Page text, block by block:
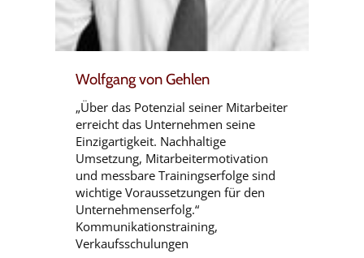
Wolfgang von Gehlen
„Über das Potenzial seiner Mitarbeiter
erreicht das Unternehmen seine
Einzigartigkeit. Nachhaltige
Umsetzung, Mitarbeitermotivation
und messbare Trainingserfolge sind
wichtige Voraussetzungen für den
Unternehmenserfolg.“
Kommunikationstraining,
Verkaufsschulungen